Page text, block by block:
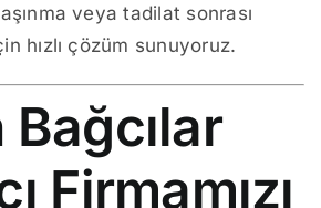
veya tadilat sonrası
hızlı çözüm sunuyoruz.
Firmamızı